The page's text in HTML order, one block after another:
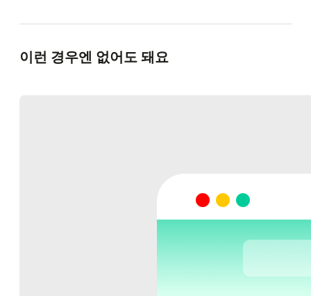
이런 경우엔 없어도 돼요